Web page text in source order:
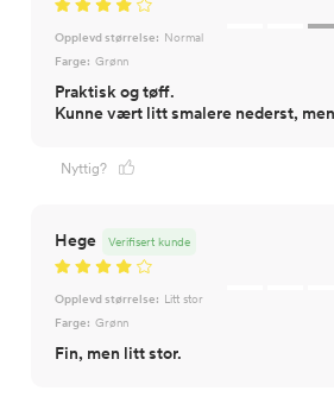
Opplevd størrelse: Normal
Farge: Grønn
Praktisk og tøff.
Kunne vært litt smalere nederst,
Nyttig?
Hege Verifisert kunde
Opplevd størrelse: Litt stor
Farge: Grønn
Fin, men litt stor.